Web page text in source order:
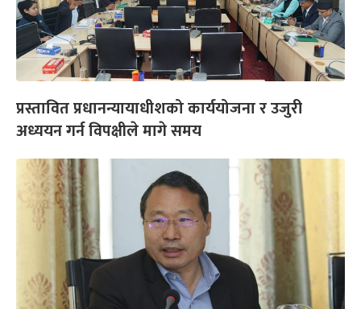
प्रस्तावित प्रधानन्यायाधीशको कार्ययोजना र उजुरी
अध्ययन गर्न विपक्षीले मागे समय